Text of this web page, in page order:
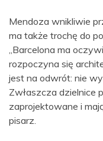
Mendoza wnikliwie
ma także trochę do
„Barcelona ma
rozpoczyna się
jest na odwrót: nie
Zwłaszcza dzielnice
zaprojektowane i
pisarz.